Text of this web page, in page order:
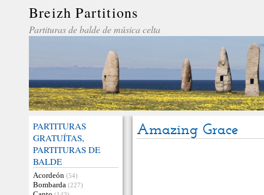
Breizh Partitions
Partituras de balde de música celta
PARTITURAS
GRATUÍTAS,
PARTITURAS DE
BALDE
Acordeón (54)
Bombarda (227)
Amazing Grace